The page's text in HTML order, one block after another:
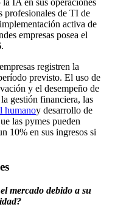
la IA en sus operaciones
profesionales de TI de
activa de
empresas posea el
registren la
previsto. El uso de
y el desempeño de
gestión financiera, las
humanoy desarrollo de
las pymes pueden
10% en sus ingresos si
mercado debido a su